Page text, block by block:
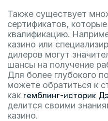
Также существует
сертификатов,
квалификацию.
казино или
дилеров могут
шансы на получение
Для более глубокого
можете обратиться к
как гемблинг-историк
делится своими
казино.